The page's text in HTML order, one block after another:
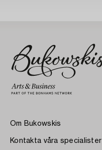
Om Bukowskis
Kontakta våra specialister